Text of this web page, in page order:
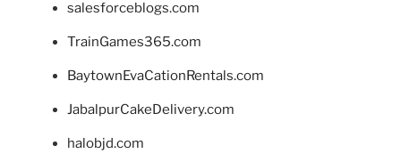
salesforceblogs.com
TrainGames365.com
BaytownEvaCationRentals.com
JabalpurCakeDelivery.com
halobjd.com